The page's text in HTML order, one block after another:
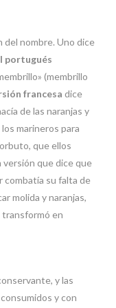
nombre. Uno dice
portugués
(membrillo
francesa dice
de las naranjas y
marineros para
que ellos
versión que dice que
combatía su falta de
molida y naranjas,
transformó en
y las
y con